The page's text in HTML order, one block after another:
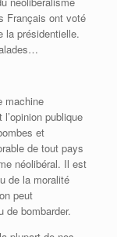
Français ont voté
la présidentielle.
machine
publique
et
de tout pays
néolibéral. Il est
de la moralité
peut
de bombarder.